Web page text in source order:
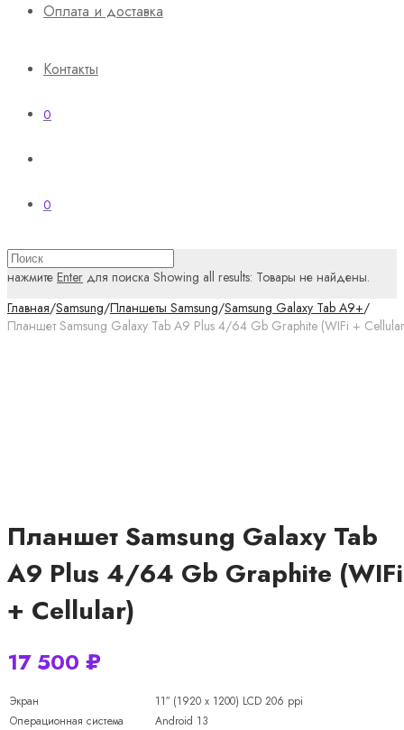
Оплата и доставка
Контакты
0
0
нажмите Enter для поиска Showing all results: Товары не найдены.
Главная/Samsung/Планшеты Samsung/Samsung Galaxy Tab A9+/
Планшет Samsung Galaxy Tab A9 Plus 4/64 Gb Graphite (WIFi +
Планшет Samsung Galaxy Tab
A9 Plus 4/64 Gb Graphite (WIFi
+ Cellular)
17 500 ₽
Экран
11″ (1920 x 1200) LCD 206 ppi
Операционная система
Android 13